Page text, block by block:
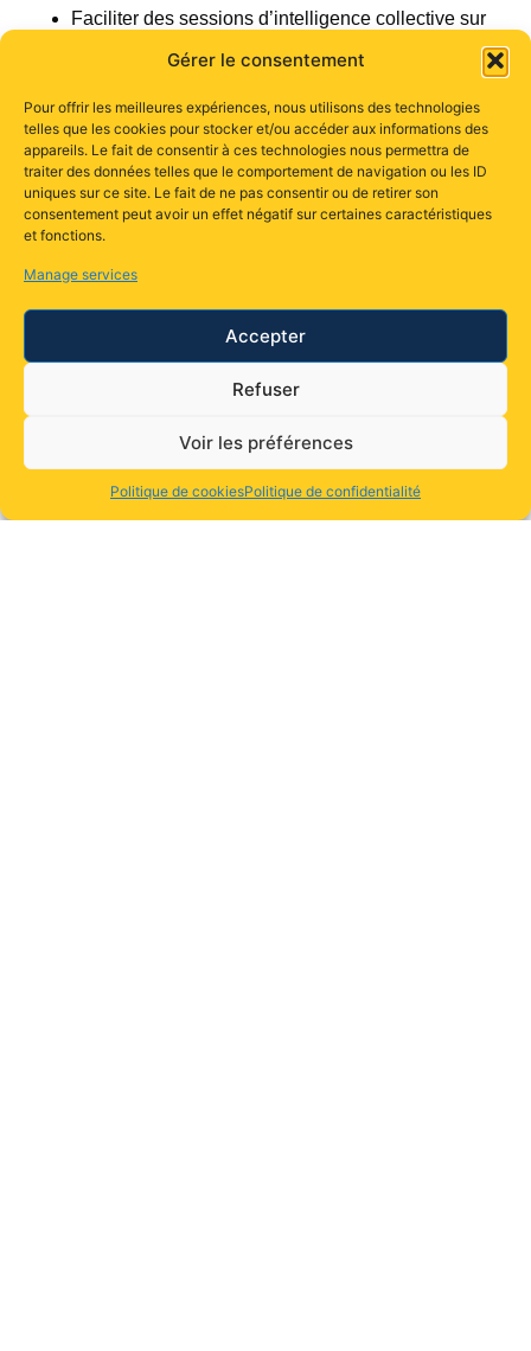
Gérer le consentement
Pour offrir les meilleures expériences, nous utilisons des technologies
telles que les cookies pour stocker et/ou accéder aux informations des
appareils. Le fait de consentir à ces technologies nous permettra de
traiter des données telles que le comportement de navigation ou les ID
uniques sur ce site. Le fait de ne pas consentir ou de retirer son
consentement peut avoir un effet négatif sur certaines caractéristiques
et fonctions.
Manage services
Accepter
Refuser
Voir les préférences
Politique de cookiesPolitique de confidentialité
Faciliter des sessions d’intelligence collective sur
Analyser et réfléchir sur les processus et résultats
obtenus
Une expérience d’apprentissage optimale
pour favoriser votre montée en compétence
Une formation adaptée à votre niveau après
Compte formation , OPCO, AGEFICE , FIFPL
Inscription